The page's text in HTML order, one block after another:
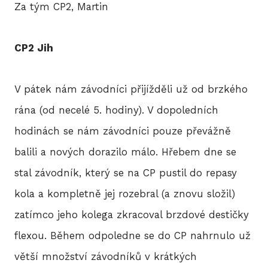
Za tým CP2, Martin
CP2 Jih
V pátek nám závodníci přijížděli už od brzkého
rána (od necelé 5. hodiny). V dopoledních
hodinách se nám závodníci pouze převážně
balili a nových dorazilo málo. Hřebem dne se
stal závodník, který se na CP pustil do repasy
kola a kompletně jej rozebral (a znovu složil)
zatímco jeho kolega zkracoval brzdové destičky
flexou. Během odpoledne se do CP nahrnulo už
větší množství závodníků v krátkých